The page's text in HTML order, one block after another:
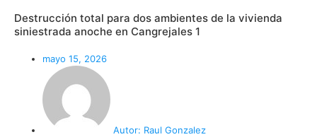
Destrucción total para dos ambientes de la vivienda
siniestrada anoche en Cangrejales 1
mayo 15, 2026
Autor: Raul Gonzalez